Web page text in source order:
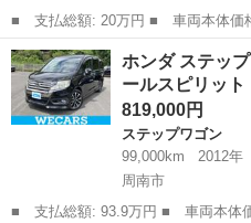
■ 支払総額: 20万円 ■ 車両本体価格： 130,000 円 ■ メーカー
名： ホンダ ■ 車種名： バモス
■ 排気量： 660cc ■ ドア枚数：
山口 岩国市 バモス
ホンダ ステッ
ールスピリッ
819,000円
ステップワゴン
99,000km
2012年
周南市
■ 支払総額: 93.9万円 ■ 車両本体価格： 819,000 円 ■ メーカー